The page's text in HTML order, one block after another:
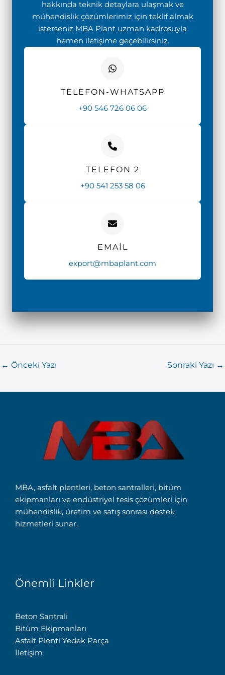
hakkında teknik detaylara ulaşmak ve
mühendislik çözümlerimiz için teklif almak
isterseniz MBA Plant uzman kadrosuyla
hemen iletişime geçebilirsiniz.
TELEFON-WHATSAPP
+90 546 726 06 06
TELEFON 2
+90 541 253 58 06
EMAIL
export@mbaplant.com
← Önceki Yazı Sonraki Yazı →
MBA, asfalt plentleri, beton santralleri, bitüm
ekipmanları ve endüstriyel tesis çözümleri için
mühendislik, üretim ve satış sonrası destek
hizmetleri sunar.
Önemli Linkler
Beton Santrali
Bitüm Ekipmanları
Asfalt Plenti Yedek Parça
İletişim